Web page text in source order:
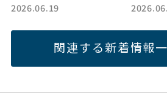
ッカーユニフォーム・ス
2026.06.19
一着！
ォーム
関連する新着情報